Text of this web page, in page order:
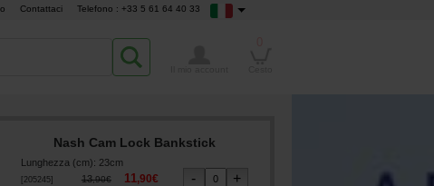
Contattaci Telefono : +33 5 61 64 40 33
Nash Cam Lock Bankstick
Lunghezza (cm): 23cm
205245] 13,90€ 11 ,90€